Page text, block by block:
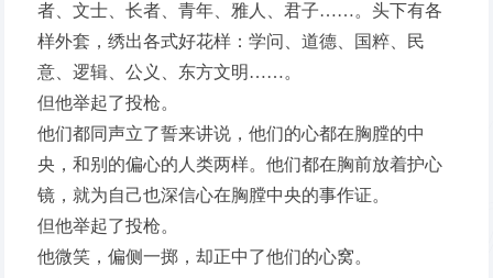
者、文士、长者、青年、雅人、君子……。头下有各
样外套，绣出各式好花样：学问、道德、国粹、民
意、逻辑、公义、东方文明……。
但他举起了投枪。
他们都同声立了誓来讲说，他们的心都在胸膛的中
央，和别的偏心的人类两样。他们都在胸前放着护心
镜，就为自己也深信心在胸膛中央的事作证。
但他举起了投枪。
他微笑，偏侧一掷，却正中了他们的心窝。